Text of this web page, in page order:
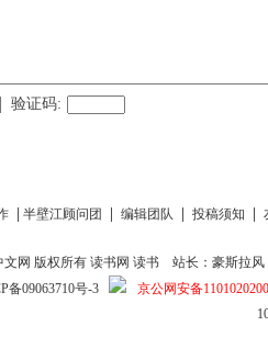
验证码:
半壁江顾问团 编辑团队 投稿须知
文网 版权所有读书网 读书
站长：豪斯拉风
备09063710号-3
京公网安备